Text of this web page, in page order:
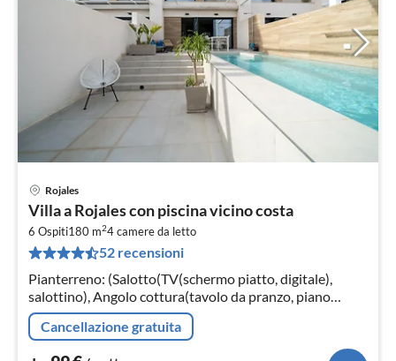
Rojales
Villa a Rojales con piscina vicino costa
6 Ospiti180 m24camere da letto
52 recensioni
Pianterreno: (Salotto(TV(schermo piatto, digitale),
salottino), Angolo cottura(tavolo da pranzo, piano
cottura(induzione), bollitore, cappa aspirante,
caffettiera(a capsule)
Cancellazione gratuita